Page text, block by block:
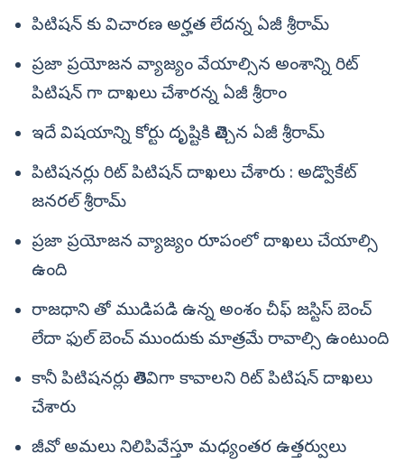
పిటిషన్ కు విచారణ అర్హత లేదన్న ఏజీ శ్రీరామ్
ప్రజా ప్రయోజన వ్యాజ్యం వేయాల్సిన అంశాన్ని రిట్
పిటిషన్ గా దాఖలు చేశారన్న ఏజీ శ్రీరాం
ఇదే విషయాన్ని కోర్టు దృష్టికి తెచ్చిన ఏజీ శ్రీరామ్
పిటిషనర్లు రిట్ పిటిషన్ దాఖలు చేశారు : అడ్వొకేట్‌
జనరల్‌ శ్రీరామ్
ప్రజా ప్రయోజన వ్యాజ్యం రూపంలో దాఖలు చేయాల్సి
ఉంది
రాజధాని తో ముడిపడి ఉన్న అంశం చీఫ్‌ జస్టిస్‌ బెంచ్
లేదా ఫుల్ బెంచ్ ముందుకు మాత్రమే రావాల్సి ఉంటుంది
కానీ పిటిషనర్లు తెలివిగా కావాలని రిట్ పిటిషన్ దాఖలు
చేశారు
జీవో అమలు నిలిపివేస్తూ మధ్యంతర ఉత్తర్వులు